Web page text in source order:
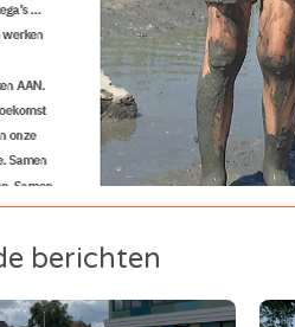
berichten